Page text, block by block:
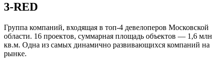
3-RED
Группа компаний, входящая в топ-4 девелоперов Московской
области. 16 проектов, суммарная площадь объектов — 1,6 млн
кв.м. Одна из самых динамично развивающихся компаний на
рынке.